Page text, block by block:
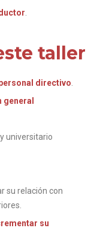
taller
directivo
general
universitario
su relación con
su